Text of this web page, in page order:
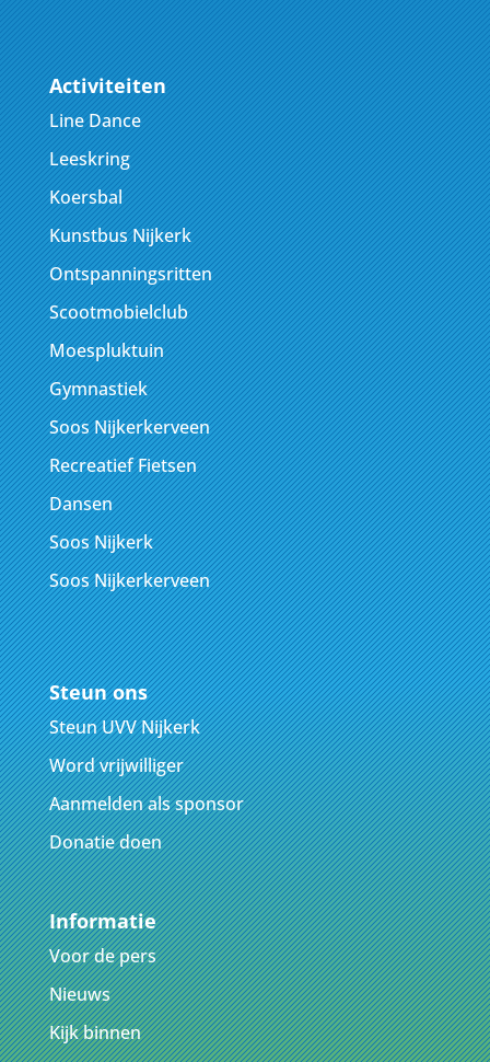
Activiteiten
Line Dance
Leeskring
Koersbal
Kunstbus Nijkerk
Ontspanningsritten
Scootmobielclub
Moespluktuin
Gymnastiek
Soos Nijkerkerveen
Recreatief Fietsen
Dansen
Soos Nijkerk
Soos Nijkerkerveen
Steun ons
Steun UVV Nijkerk
Word vrijwilliger
Aanmelden als sponsor
Donatie doen
Informatie
Voor de pers
Nieuws
Kijk binnen